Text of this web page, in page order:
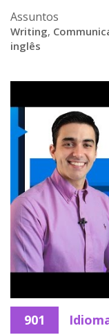
Assuntos
Writing,
inglês
901